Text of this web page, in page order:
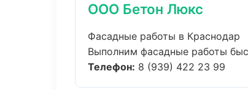
ООО Бетон Люкс
Фасадные работы в Краснодар
Выполним фасадные работы
Телефон: 8 (939) 422 23 99